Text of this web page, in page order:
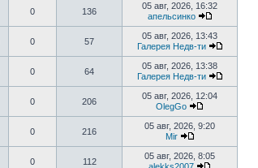
0 136
05 авг, 2026, 16:32
апельсинко
Перейти
к
0 57
05 авг, 2026, 13:43
Галерея Недв-ти
Перейти
0 64
05 авг, 2026, 13:38
Галерея Недв-ти
Перейти
0 206
05 авг, 2026, 12:04
OlegGo
Перейти
к
0 216
05 авг, 2026, 9:20
Mir
Перейти
к
последнему
0 112
05 авг, 2026, 8:05